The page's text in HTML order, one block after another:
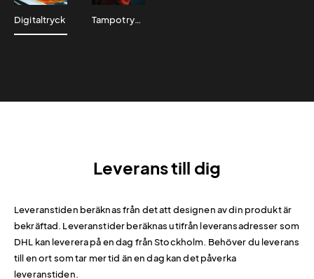
Digitaltryck Tampotryck
Leverans till dig
Leveranstiden beräknas från det att designen av din produkt är
bekräftad. Leveranstider beräknas utifrån leveransadresser som
DHL kan leverera på en dag från Stockholm. Behöver du leverans
till en ort som tar mer tid än en dag kan det påverka
leveranstiden.